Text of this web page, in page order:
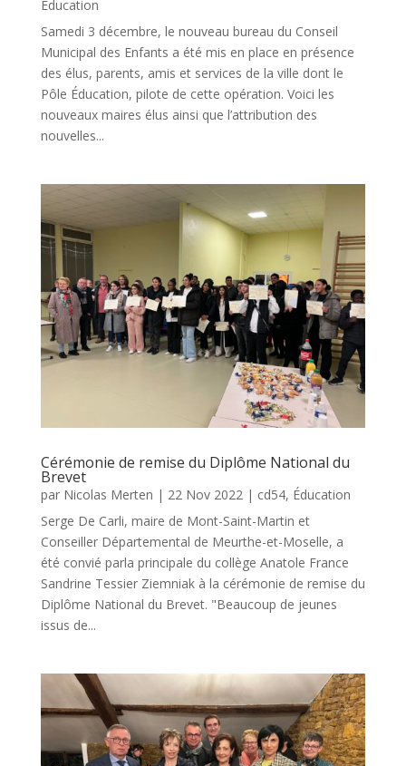
Éducation
Samedi 3 décembre, le nouveau bureau du Conseil
Municipal des Enfants a été mis en place en présence
des élus, parents, amis et services de la ville dont le
Pôle Éducation, pilote de cette opération. Voici les
nouveaux maires élus ainsi que l’attribution des
nouvelles...
Cérémonie de remise du Diplôme National du
Brevet
par Nicolas Merten | 22 Nov 2022 | cd54, Éducation
Serge De Carli, maire de Mont-Saint-Martin et
Conseiller Départemental de Meurthe-et-Moselle, a
été convié parla principale du collège Anatole France
Sandrine Tessier Ziemniak à la cérémonie de remise du
Diplôme National du Brevet. "Beaucoup de jeunes
issus de...